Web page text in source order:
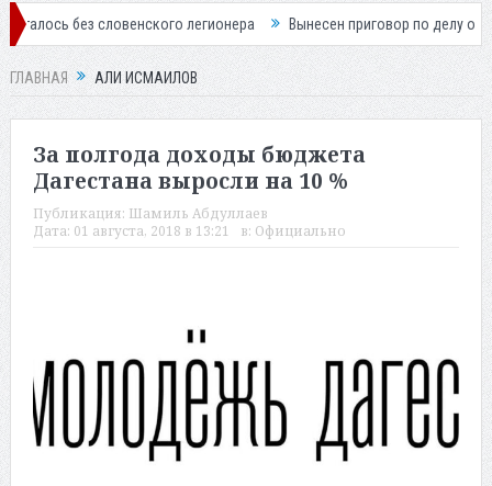
словенского легионера Вынесен приговор по делу о
ГЛАВНАЯ АЛИ ИСМАИЛОВ
За полгода доходы бюджета
Дагестана выросли на 10 %
Публикация: Шамиль Абдуллаев
Дата: 01 августа, 2018 в 13:21 в: Официально